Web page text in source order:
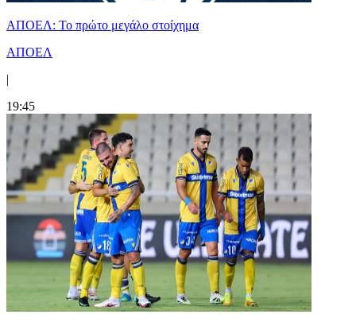
ΑΠΟΕΛ: Το πρώτο μεγάλο στοίχημα
ΑΠΟΕΛ
|
19:45